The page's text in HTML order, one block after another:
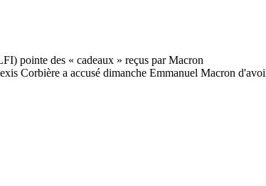
Corbière a accusé dimanche Emmanuel Macron